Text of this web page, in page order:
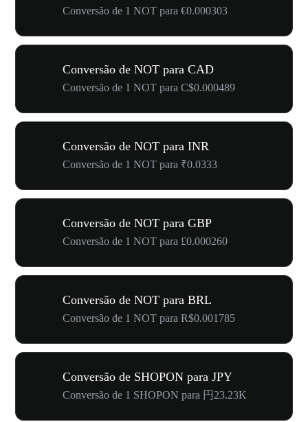
Conversão de 1 NOT para €0.000303
Conversão de NOT para CAD
Conversão de 1 NOT para C$0.000489
Conversão de NOT para INR
Conversão de 1 NOT para ₹0.0333
Conversão de NOT para GBP
Conversão de 1 NOT para £0.000260
Conversão de NOT para BRL
Conversão de 1 NOT para R$0.001785
Conversão de SHOPON para JPY
Conversão de 1 SHOPON para 円23.23K